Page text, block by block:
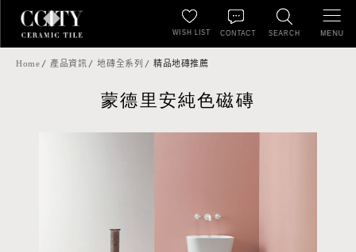
SEARCH
WISH LIST CONTACT MENU
Home 產品資訊 地磚全系列 精品地磚推薦
蒙德里安純色磁磚